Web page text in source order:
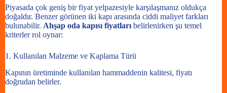
Piyasada çok geniş bir fiyat yelpazesiyle karşılaşmanız oldukça
doğaldır. Benzer görünen iki kapı arasında ciddi maliyet farkları
bulunabilir. Ahşap oda kapısı fiyatları belirlenirken şu temel
kriterler rol oynar:
1. Kullanılan Malzeme ve Kaplama Türü
Kapının üretiminde kullanılan hammaddenin kalitesi, fiyatı
doğrudan belirler.